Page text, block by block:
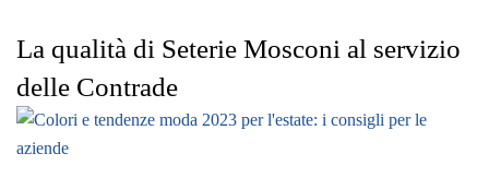
La qualità di Seterie Mosconi al servizio
delle Contrade